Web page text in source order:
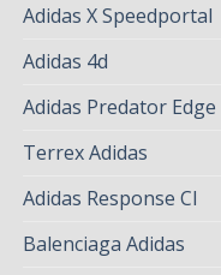
Adidas X Speedportal
Adidas 4d
Adidas Predator Edge
Terrex Adidas
Adidas Response Cl
Balenciaga Adidas